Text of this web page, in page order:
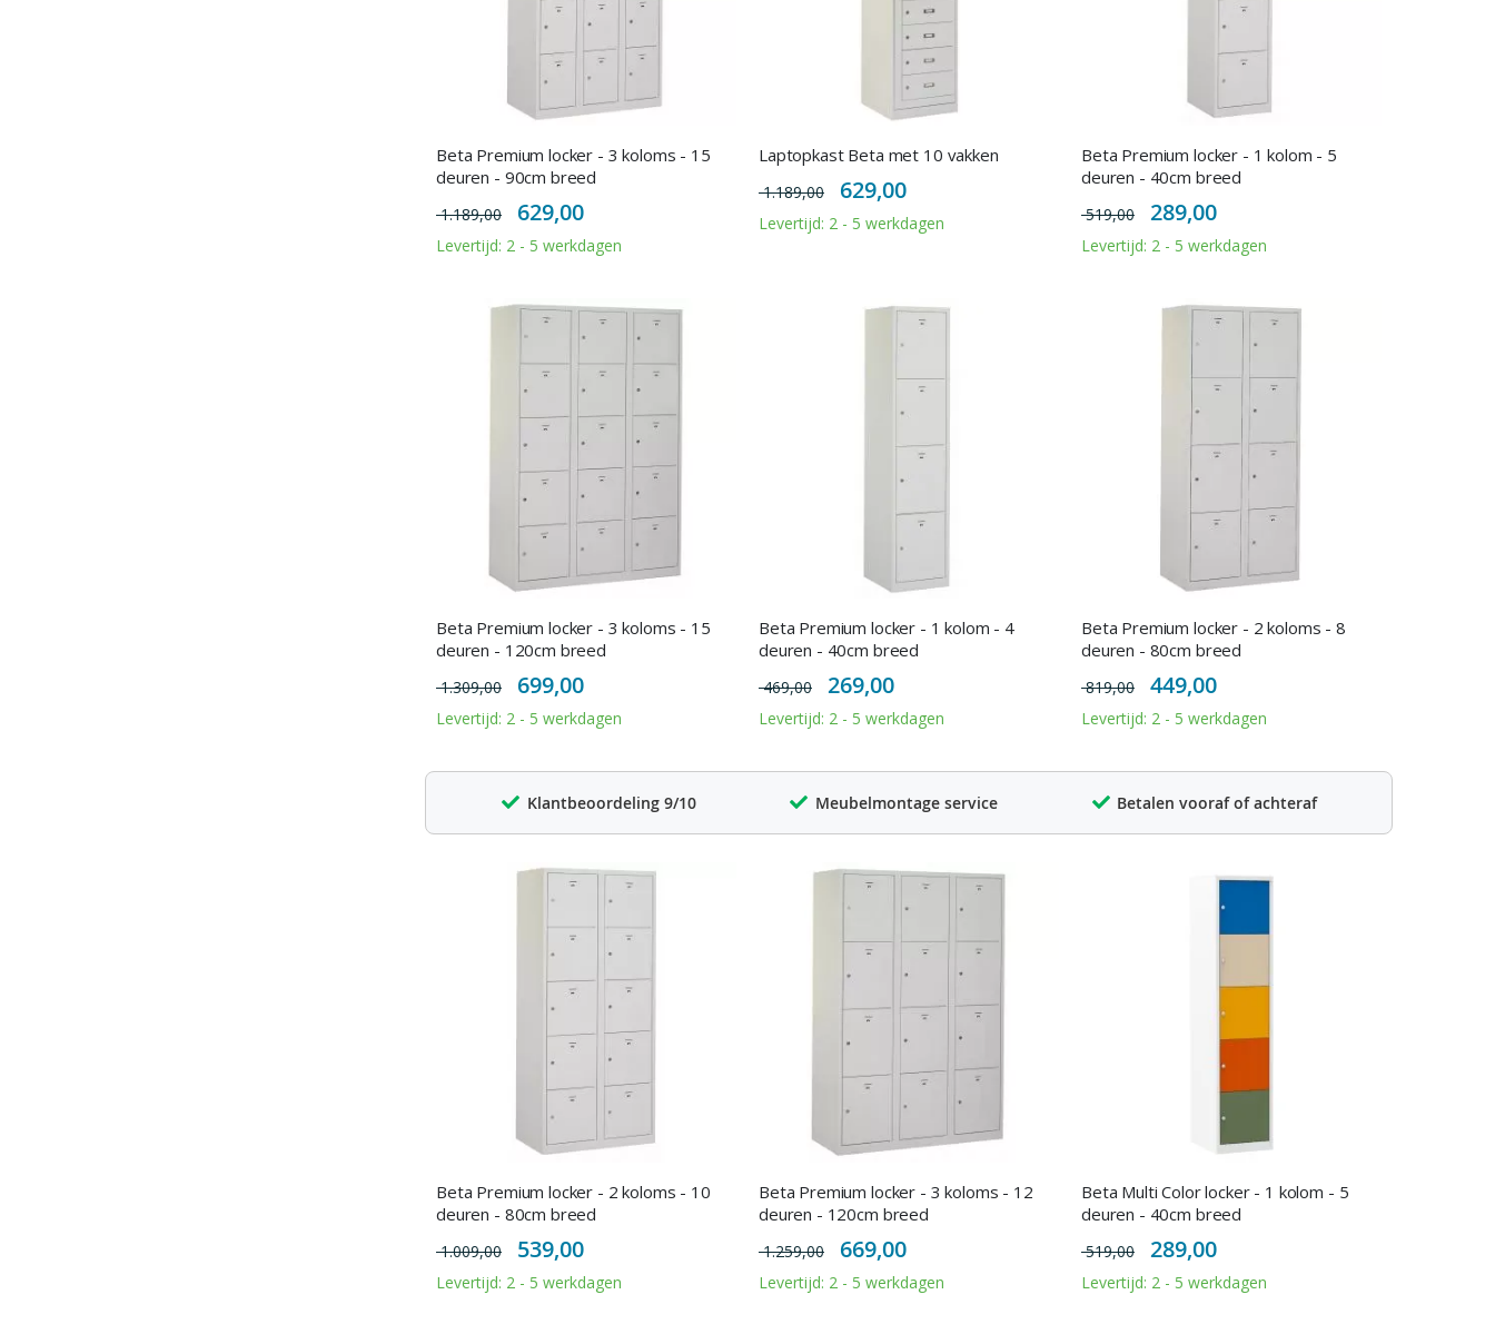
Beta Premium locker - 3 koloms - 15
deuren - 90cm breed
1.189,00
Special
Price
629,00
Levertijd: 2 - 5 werkdagen
Laptopkast Beta met 10 vakken
1.189,00
Special
Price
629,00
Levertijd: 2 - 5 werkdagen
Beta Premium locker - 1 kolom - 5
deuren - 40cm breed
519,00
Special
Price
289,00
Levertijd: 2 - 5 werkdagen
Beta Premium locker - 3 koloms - 15
deuren - 120cm breed
1.309,00
Special
Price
699,00
Levertijd: 2 - 5 werkdagen
Beta Premium locker - 1 kolom - 4
deuren - 40cm breed
469,00
Special
Price
269,00
Levertijd: 2 - 5 werkdagen
Beta Premium locker - 2 koloms - 8
deuren - 80cm breed
819,00
Special
Price
449,00
Levertijd: 2 - 5 werkdagen
Klantbeoordeling 9/10 Meubelmontage service Betalen vooraf of achteraf
Beta Premium locker - 2 koloms - 10
deuren - 80cm breed
1.009,00
Special
Price
539,00
Levertijd: 2 - 5 werkdagen
Beta Premium locker - 3 koloms - 12
deuren - 120cm breed
1.259,00
Special
Price
669,00
Levertijd: 2 - 5 werkdagen
Beta Multi Color locker - 1 kolom - 5
deuren - 40cm breed
519,00
Special
Price
289,00
Levertijd: 2 - 5 werkdagen